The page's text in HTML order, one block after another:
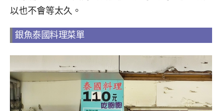
以也不會等太久。
銀魚泰國料理菜單